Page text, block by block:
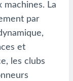
machines. La
par
et
les clubs